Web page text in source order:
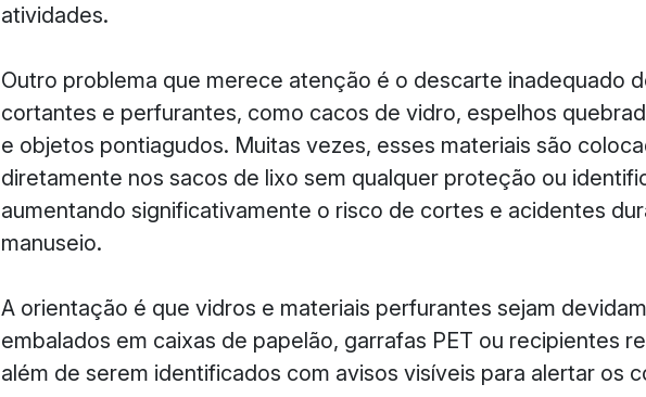
atividades.
Outro problema que merece atenção é o descarte inadequado
cortantes e perfurantes, como cacos de vidro, espelhos
e objetos pontiagudos. Muitas vezes, esses materiais são
diretamente nos sacos de lixo sem qualquer proteção ou
aumentando significativamente o risco de cortes e acidentes
manuseio.
A orientação é que vidros e materiais perfurantes sejam
embalados em caixas de papelão, garrafas PET ou recipientes
além de serem identificados com avisos visíveis para alertar os